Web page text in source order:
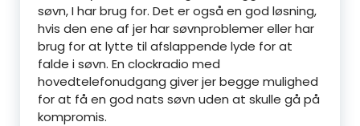
søvn, I har brug for. Det er også en god løsning,
hvis den ene af jer har søvnproblemer eller har
brug for at lytte til afslappende lyde for at
falde i søvn. En clockradio med
hovedtelefonudgang giver jer begge mulighed
for at få en god nats søvn uden at skulle gå på
kompromis.